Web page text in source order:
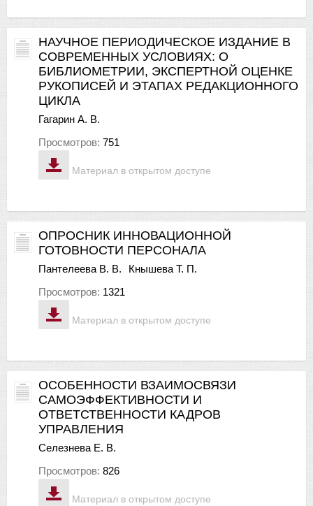
Материал в открытом доступе
НАУЧНОЕ ПЕРИОДИЧЕСКОЕ ИЗДАНИЕ В
СОВРЕМЕННЫХ УСЛОВИЯХ: О
БИБЛИОМЕТРИИ, ЭКСПЕРТНОЙ ОЦЕНКЕ
РУКОПИСЕЙ И ЭТАПАХ РЕДАКЦИОННОГО
ЦИКЛА
Гагарин А. В.
Просмотров: 751
Материал в открытом доступе
ОПРОСНИК ИННОВАЦИОННОЙ
ГОТОВНОСТИ ПЕРСОНАЛА
Пантелеева В. В.
Кнышева Т. П.
Просмотров: 1321
Материал в открытом доступе
ОСОБЕННОСТИ ВЗАИМОСВЯЗИ
САМОЭФФЕКТИВНОСТИ И
ОТВЕТСТВЕННОСТИ КАДРОВ
УПРАВЛЕНИЯ
Селезнева Е. В.
Просмотров: 826